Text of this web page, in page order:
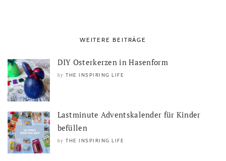
WEITERE BEITRÄGE
DIY Osterkerzen in Hasenform
by THE INSPIRING LIFE
Lastminute Adventskalender für Kinder
befüllen
by THE INSPIRING LIFE